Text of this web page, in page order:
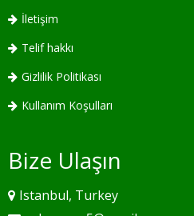
İletişim
Telif hakkı
Gizlilik Politikası
Kullanım Koşulları
Bize Ulaşın
Istanbul, Turkey